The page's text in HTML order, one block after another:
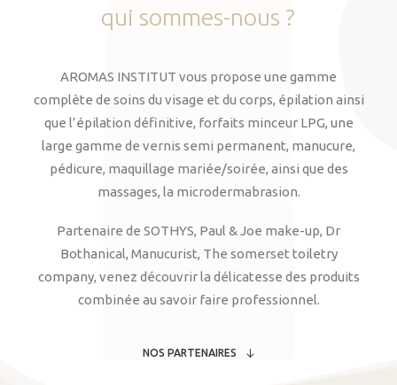
qui sommes-nous ?
AROMAS INSTITUT vous propose une gamme
complète de soins du visage et du corps, épilation ainsi
que l’épilation définitive, forfaits minceur LPG, une
large gamme de vernis semi permanent, manucure,
pédicure, maquillage mariée/soirée, ainsi que des
massages, la microdermabrasion.
Partenaire de SOTHYS, Paul & Joe make-up, Dr
Bothanical, Manucurist, The somerset toiletry
company, venez découvrir la délicatesse des produits
combinée au savoir faire professionnel.
NOS PARTENAIRES